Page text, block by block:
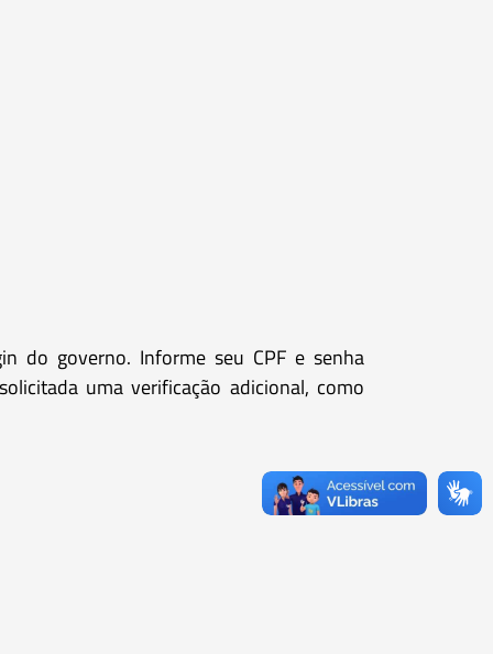
do governo. Informe seu CPF e senha
uma verificação adicional, como